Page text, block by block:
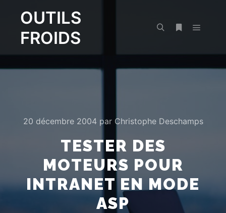
OUTILS
FROIDS
20 décembre 2004par Christophe Deschamps
TESTER DES
MOTEURS POUR
INTRANET EN MODE
ASP